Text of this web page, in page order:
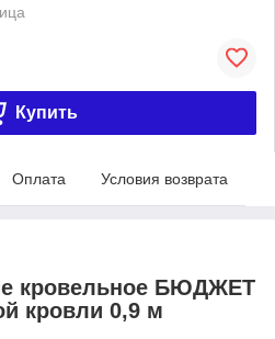
Купить
Оплата Условия возврата
кровельное БЮДЖЕТ
кровли 0,9 м